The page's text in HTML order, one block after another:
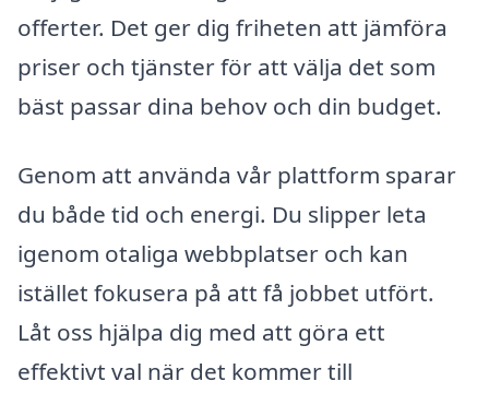
offerter. Det ger dig friheten att jämföra
priser och tjänster för att välja det som
bäst passar dina behov och din budget.
Genom att använda vår plattform sparar
du både tid och energi. Du slipper leta
igenom otaliga webbplatser och kan
istället fokusera på att få jobbet utfört.
Låt oss hjälpa dig med att göra ett
effektivt val när det kommer till